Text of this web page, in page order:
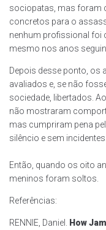
sociopatas, mas foram
concretos para o
nenhum profissional foi
mesmo nos anos
Depois desse ponto, os
avaliados e, se não
sociedade, libertados.
não mostraram
mas cumpriram pena
silêncio e sem incidentes.
Então, quando os oito
meninos foram soltos.
Referências:
RENNIE, Daniel.
How